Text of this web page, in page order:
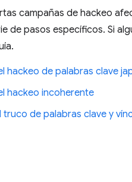
campañas de hackeo
de pasos específicos. Si
hackeo de palabras clave
hackeo incoherente
truco de palabras clave y